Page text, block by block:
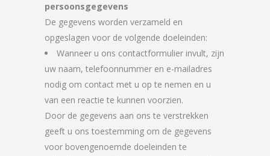
persoonsgegevens
De gegevens worden verzameld en
opgeslagen voor de volgende doeleinden:
Wanneer u ons contactformulier invult, zijn
uw naam, telefoonnummer en e-mailadres
nodig om contact met u op te nemen en u
van een reactie te kunnen voorzien.
Door de gegevens aan ons te verstrekken
geeft u ons toestemming om de gegevens
voor bovengenoemde doeleinden te